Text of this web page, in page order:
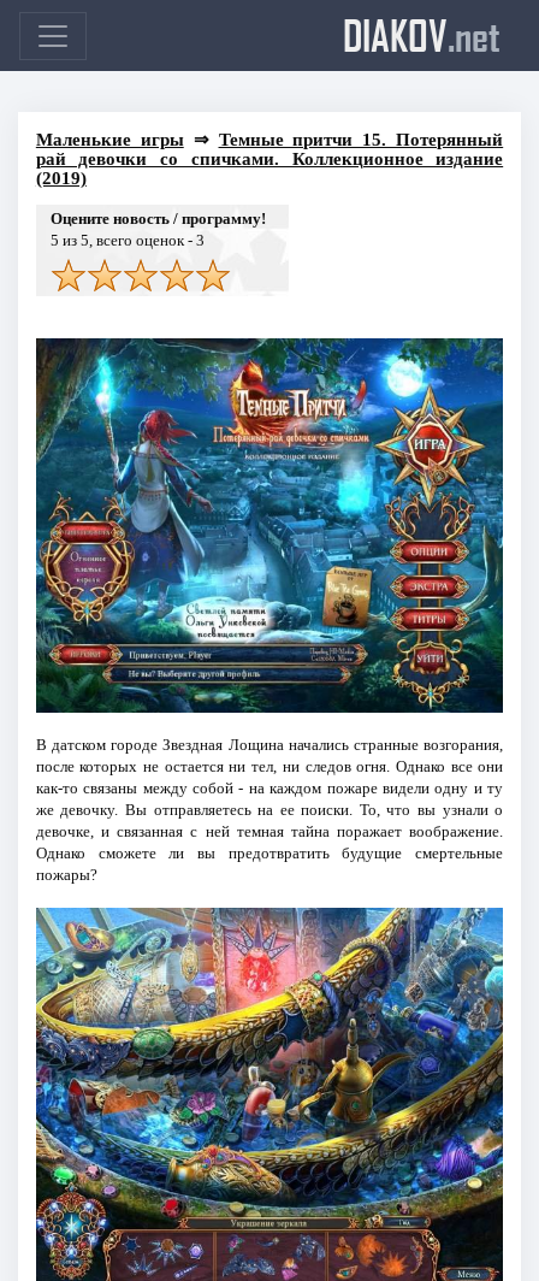
DIAKOV.net
Маленькие игры⇒ Темные притчи 15. Потерянный
рай девочки со спичками. Коллекционное издание
(2019)
Оцените новость / программу!
5 из 5, всего оценок - 3
В датском городе Звездная Лощина начались странные возгорания,
после которых не остается ни тел, ни следов огня. Однако все они
как-то связаны между собой - на каждом пожаре видели одну и ту
же девочку. Вы отправляетесь на ее поиски. То, что вы узнали о
девочке, и связанная с ней темная тайна поражает воображение.
Однако сможете ли вы предотвратить будущие смертельные
пожары?